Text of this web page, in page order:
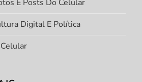
E Posts Do Celular
Digital E Política